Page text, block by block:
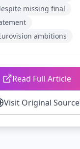
missing final
ambitions
Read Full Article
Visit Original Source